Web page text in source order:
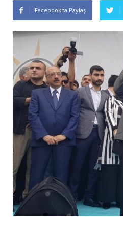
Facebook'ta Paylaş